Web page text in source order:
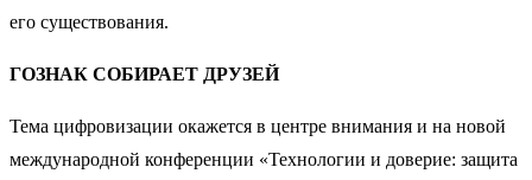
его существования.
ГОЗНАК СОБИРАЕТ ДРУЗЕЙ
Тема цифровизации окажется в центре внимания и на новой
международной конференции «Технологии и доверие: защита